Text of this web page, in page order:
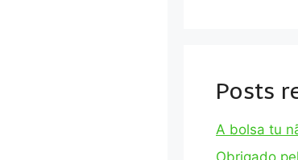
Posts
A bolsa tu
Obrigado